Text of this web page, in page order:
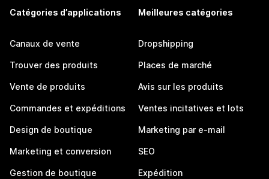
Catégories d’applications
Canaux de vente
Trouver des produits
Vente de produits
Commandes et expéditions
Design de boutique
Marketing et conversion
Gestion de boutique
Meilleures catégories
Dropshipping
Places de marché
Avis sur les produits
Ventes incitatives et lots
Marketing par e-mail
SEO
Expédition